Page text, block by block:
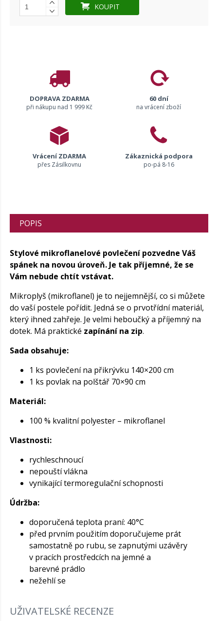
KOUPIT
DOPRAVA ZDARMA
při nákupu nad 1 999 Kč
60 dní
na vrácení zboží
Vrácení ZDARMA
přes Zásilkovnu
Zákaznická podpora
po-pá 8-16
POPIS
Stylové mikroflanelové povlečení pozvedne Váš
spánek na novou úroveň. Je tak příjemné, že se
Vám nebude chtít vstávat.
Mikroplyš (mikroflanel) je to nejjemnější, co si můžete
do vaší postele pořídit. Jedná se o prvotřídní materiál,
který ihned zahřeje. Je velmi heboučký a příjemný na
dotek. Má praktické zapínání na zip.
Sada obsahuje:
1 ks povlečení na přikrývku 140×200 cm
1 ks povlak na polštář 70×90 cm
Materiál:
100 % kvalitní polyester – mikroflanel
Vlastnosti:
rychleschnoucí
nepouští vlákna
vynikající termoregulační schopnosti
Údržba:
doporučená teplota praní: 40°C
před prvním použitím doporučujeme prát
samostatně po rubu, se zapnutými uzávěry
v pracích prostředcích na jemné a
barevné prádlo
nežehlí se
UŽIVATELSKÉ RECENZE